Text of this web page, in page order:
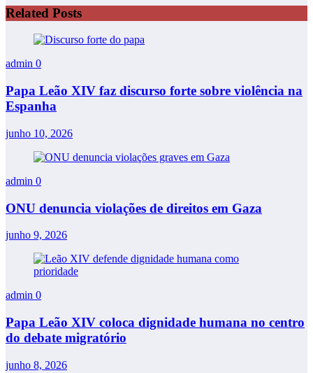
Related Posts
admin 0
Papa Leão XIV faz discurso forte sobre violência na
Espanha
junho 10, 2026
admin 0
ONU denuncia violações de direitos em Gaza
junho 9, 2026
admin 0
Papa Leão XIV coloca dignidade humana no centro
do debate migratório
junho 8, 2026